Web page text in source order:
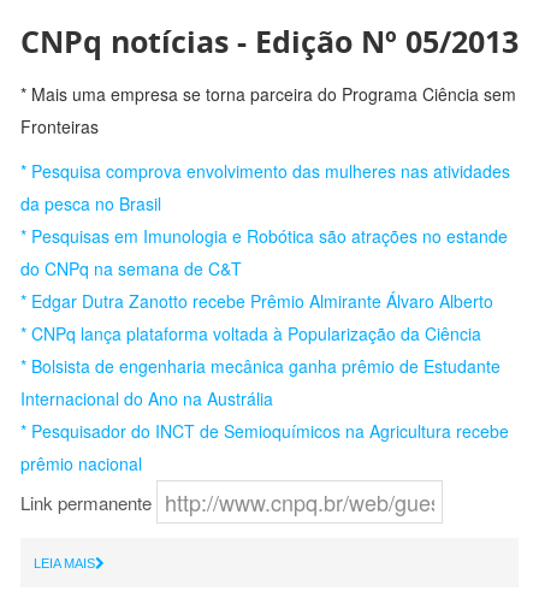
CNPq notícias - Edição Nº 05/2013
* Mais uma empresa se torna parceira do Programa Ciência sem
Fronteiras
* Pesquisa comprova envolvimento das mulheres nas atividades
da pesca no Brasil
* Pesquisas em Imunologia e Robótica são atrações no estande
do CNPq na semana de C&T
* Edgar Dutra Zanotto recebe Prêmio Almirante Álvaro Alberto
* CNPq lança plataforma voltada à Popularização da Ciência
* Bolsista de engenharia mecânica ganha prêmio de Estudante
Internacional do Ano na Austrália
* Pesquisador do INCT de Semioquímicos na Agricultura recebe
prêmio nacional
Link permanente
LEIA MAIS